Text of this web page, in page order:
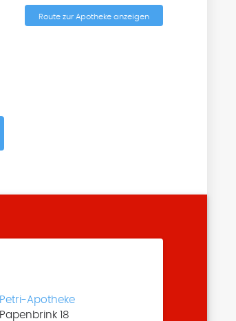
Route zur Apotheke anzeigen
Petri-Apotheke
Papenbrink 18